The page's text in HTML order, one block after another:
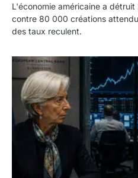
L'économie américaine a
contre 80 000 créations
des taux reculent.
Yen : Washington a vendu